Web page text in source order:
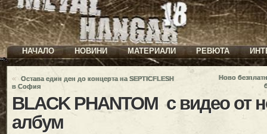
НАЧАЛО НОВИНИ МАТЕРИАЛИ РЕВЮТА
«
Остава един ден до концерта на SEPTICFLESH
в София
Ново
BLACK PHANTOM с видео от
албум